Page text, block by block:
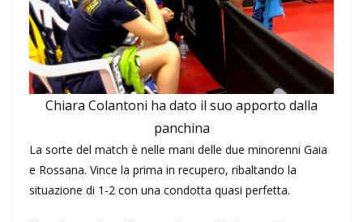
Chiara Colantoni ha dato il suo apporto dalla
panchina
La sorte del match è nelle mani delle due minorenni Gaia
e Rossana. Vince la prima in recupero, ribaltando la
situazione di 1-2 con una condotta quasi perfetta.